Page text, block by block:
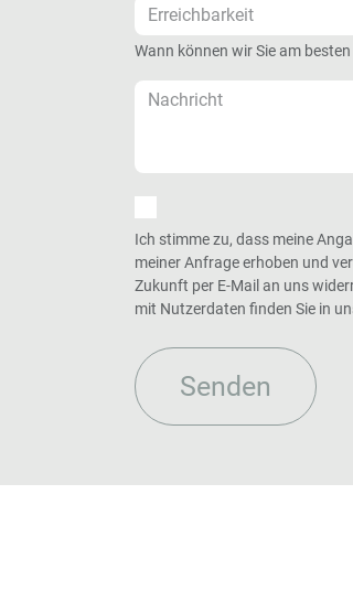
Wann können wir Sie am
Ich stimme zu, dass meine
meiner Anfrage erhoben und
Zukunft per E-Mail an uns
mit Nutzerdaten finden Sie in
Senden